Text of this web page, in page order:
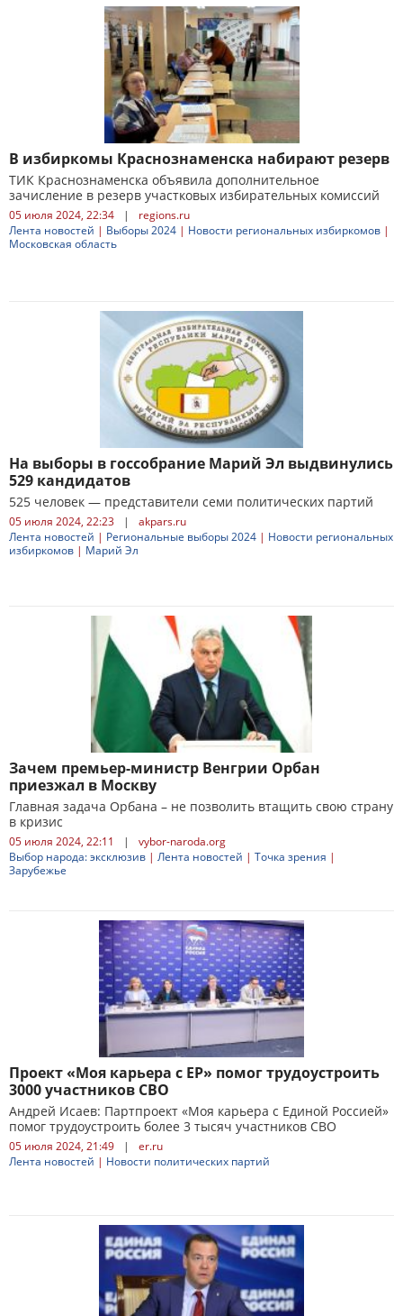
В избиркомы Краснознаменска набирают резерв
ТИК Краснознаменска объявила дополнительное
зачисление в резерв участковых избирательных комиссий
05 июля 2024, 22:34 |
regions.ru
Лента новостей | Выборы 2024 | Новости региональных избиркомов |
Московская область
На выборы в госсобрание Марий Эл выдвинулись
529 кандидатов
525 человек — представители семи политических партий
05 июля 2024, 22:23 |
akpars.ru
Лента новостей | Региональные выборы 2024 | Новости региональных
избиркомов | Марий Эл
Зачем премьер-министр Венгрии Орбан
приезжал в Москву
Главная задача Орбана – не позволить втащить свою страну
в кризис
05 июля 2024, 22:11 |
vybor-naroda.org
Выбор народа: эксклюзив | Лента новостей | Точка зрения |
Зарубежье
Проект «Моя карьера с ЕР» помог трудоустроить
3000 участников СВО
Андрей Исаев: Партпроект «Моя карьера с Единой Россией»
помог трудоустроить более 3 тысяч участников СВО
05 июля 2024, 21:49 |
er.ru
Лента новостей | Новости политических партий